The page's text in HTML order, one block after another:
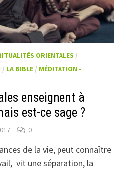
ORIENTALES /
/ LA BIBLE / MÉDITATION -
enseignent à
est-ce sage ?
0
de la vie, peut connaître
vit une séparation, la